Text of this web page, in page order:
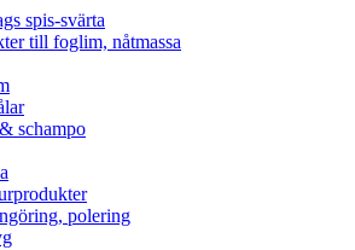
spis-svärta
till foglim, nåtmassa
schampo
polering